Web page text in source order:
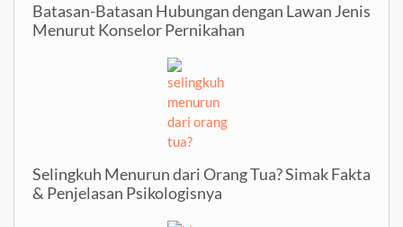
Batasan-Batasan Hubungan dengan Lawan Jenis
Menurut Konselor Pernikahan
Selingkuh Menurun dari Orang Tua? Simak Fakta
& Penjelasan Psikologisnya